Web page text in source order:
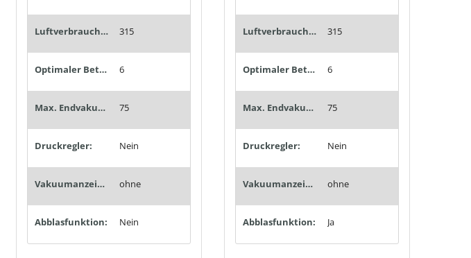
Luftverbrauch (Nl/min): 315
Optimaler Betriebsdruck (bar): 6
Max. Endvakuum (%): 75
Druckregler: Nein
Vakuumanzeige: ohne
Abblasfunktion: Nein
Luftverbrauch (Nl/min): 315
Optimaler Betriebsdruck (bar): 6
Max. Endvakuum (%): 75
Druckregler: Nein
Vakuumanzeige: ohne
Abblasfunktion: Ja